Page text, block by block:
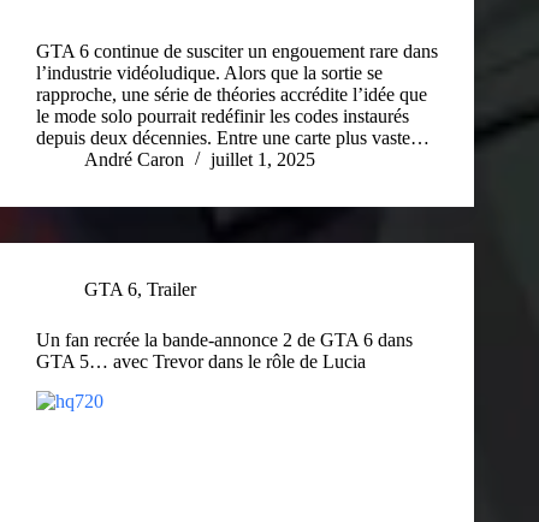
GTA 6 continue de susciter un engouement rare dans
l’industrie vidéoludique. Alors que la sortie se
rapproche, une série de théories accrédite l’idée que
le mode solo pourrait redéfinir les codes instaurés
depuis deux décennies. Entre une carte plus vaste…
André Caron
juillet 1, 2025
GTA 6, Trailer
Un fan recrée la bande-annonce 2 de GTA 6 dans
GTA 5… avec Trevor dans le rôle de Lucia